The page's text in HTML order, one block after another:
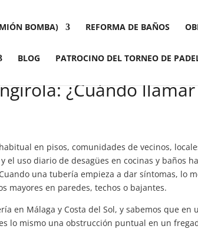
BOMBA) REFORMA DE BAÑOS
BLOG PATROCINO DEL TORNEO DE
¿Cuándo
en pisos, comunidades de vecinos,
uso diario de desagües en cocinas y baños
una tubería empieza a dar síntomas, lo
mayores en paredes, techos o bajantes.
en Málaga y Costa del Sol, y sabemos que en
lo mismo una obstrucción puntual en un